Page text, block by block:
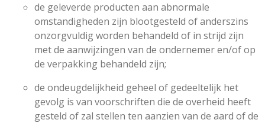
de geleverde producten aan abnormale
omstandigheden zijn blootgesteld of anderszins
onzorgvuldig worden behandeld of in strijd zijn
met de aanwijzingen van de ondernemer en/of op
de verpakking behandeld zijn;
de ondeugdelijkheid geheel of gedeeltelijk het
gevolg is van voorschriften die de overheid heeft
gesteld of zal stellen ten aanzien van de aard of de